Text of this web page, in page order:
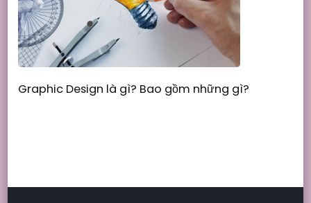
Graphic Design là gì? Bao gồm những gì?